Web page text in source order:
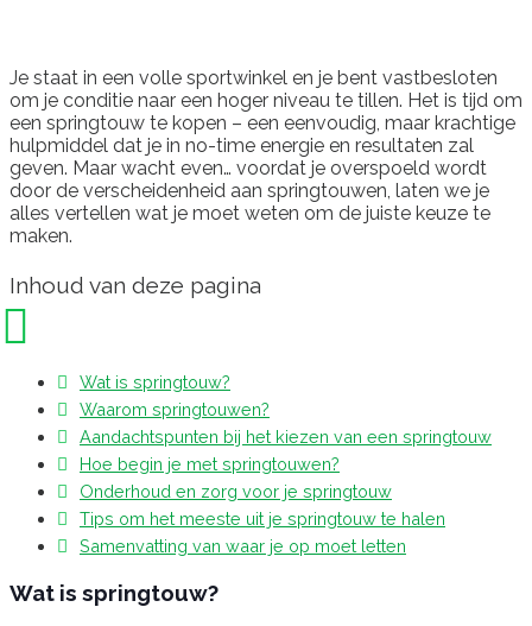
Je staat in een volle sportwinkel en je bent vastbesloten
om je conditie naar een hoger niveau te tillen. Het is tijd om
een springtouw te kopen – een eenvoudig, maar krachtige
hulpmiddel dat je in no-time energie en resultaten zal
geven. Maar wacht even… voordat je overspoeld wordt
door de verscheidenheid aan springtouwen, laten we je
alles vertellen wat je moet weten om de juiste keuze te
maken.
Inhoud van deze pagina
Wat is springtouw?
Waarom springtouwen?
Aandachtspunten bij het kiezen van een springtouw
Hoe begin je met springtouwen?
Onderhoud en zorg voor je springtouw
Tips om het meeste uit je springtouw te halen
Samenvatting van waar je op moet letten
Wat is springtouw?